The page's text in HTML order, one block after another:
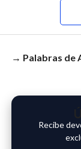
→ Palabras de
Recibe